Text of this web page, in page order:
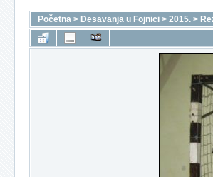
Početna > Desavanja u Fojnici > 2015. >